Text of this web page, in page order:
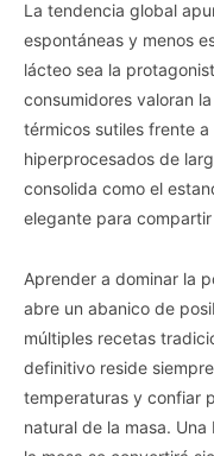
La tendencia global
espontáneas y menos
lácteo sea la
consumidores valoran
térmicos sutiles frente
hiperprocesados de
consolida como el
elegante para compartir
Aprender a dominar la
abre un abanico de
múltiples recetas
definitivo reside
temperaturas y confiar
natural de la masa.